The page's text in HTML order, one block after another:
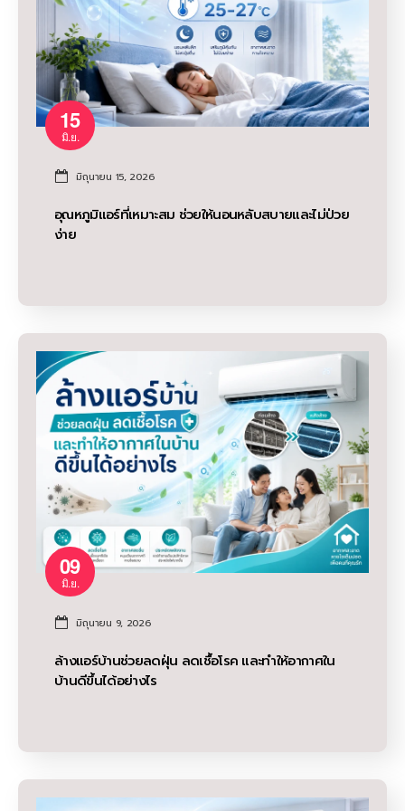
15
มิ.ย.
มิถุนายน 15, 2026
อุณหภูมิแอร์ที่เหมาะสม ช่วยให้นอนหลับสบายและไม่ป่วย
ง่าย
09
มิ.ย.
มิถุนายน 9, 2026
ล้างแอร์บ้านช่วยลดฝุ่น ลดเชื้อโรค และทำให้อากาศใน
บ้านดีขึ้นได้อย่างไร